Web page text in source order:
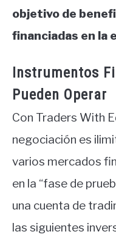
objetivo de
financiadas en la
Instrumentos
Pueden Operar
Con Traders With
negociación es
varios mercados
en la “fase de
una cuenta de
las siguientes